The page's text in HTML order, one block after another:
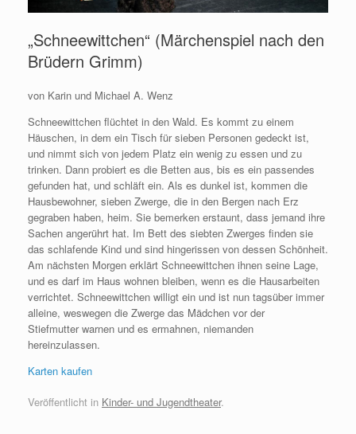
„Schneewittchen“ (Märchenspiel nach den
Brüdern Grimm)
von Karin und Michael A. Wenz
Schneewittchen flüchtet in den Wald. Es kommt zu einem
Häuschen, in dem ein Tisch für sieben Personen gedeckt ist,
und nimmt sich von jedem Platz ein wenig zu essen und zu
trinken. Dann probiert es die Betten aus, bis es ein passendes
gefunden hat, und schläft ein. Als es dunkel ist, kommen die
Hausbewohner, sieben Zwerge, die in den Bergen nach Erz
gegraben haben, heim. Sie bemerken erstaunt, dass jemand ihre
Sachen angerührt hat. Im Bett des siebten Zwerges finden sie
das schlafende Kind und sind hingerissen von dessen Schönheit.
Am nächsten Morgen erklärt Schneewittchen ihnen seine Lage,
und es darf im Haus wohnen bleiben, wenn es die Hausarbeiten
verrichtet. Schneewittchen willigt ein und ist nun tagsüber immer
alleine, weswegen die Zwerge das Mädchen vor der
Stiefmutter warnen und es ermahnen, niemanden
hereinzulassen.
Karten kaufen
Veröffentlicht in Kinder- und Jugendtheater.